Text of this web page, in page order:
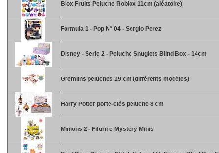
Blox Fruits Peluche Roblox 11cm (aléatoire)
Formula 1 - Pop N° 04 - Sergio Perez
Disney - Serie 2 - Peluche Snuglets Blind Box - 14cm
Gremlins peluches 19 cm (différents modèles)
Harry Potter porte-clés peluche 8 cm
Minions 2 - Fifurine Mystery Minis